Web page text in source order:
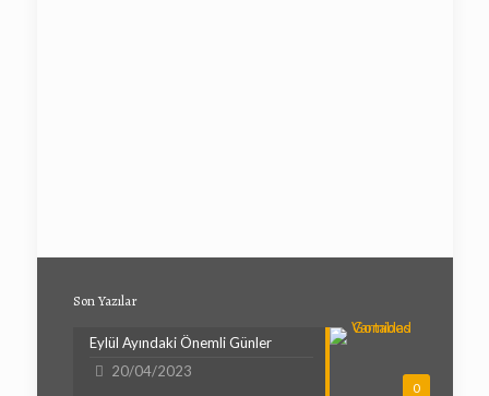
Son Yazılar
0
Eylül Ayındaki Önemli Günler
20/04/2023